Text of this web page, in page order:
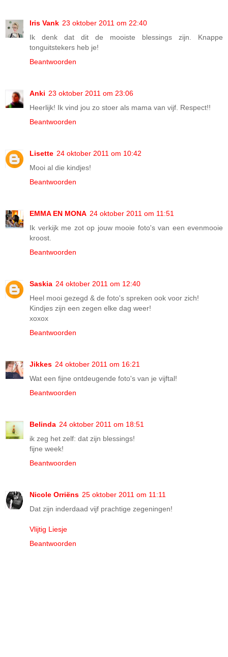
Iris Vank 23 oktober 2011 om 22:40
Ik denk dat dit de mooiste blessings zijn. Knappe
tonguitstekers heb je!
Beantwoorden
Anki 23 oktober 2011 om 23:06
Heerlijk! Ik vind jou zo stoer als mama van vijf. Respect!!
Beantwoorden
Lisette 24 oktober 2011 om 10:42
Mooi al die kindjes!
Beantwoorden
EMMA EN MONA 24 oktober 2011 om 11:51
Ik verkijk me zot op jouw mooie foto's van een evenmooie
kroost.
Beantwoorden
Saskia 24 oktober 2011 om 12:40
Heel mooi gezegd & de foto's spreken ook voor zich!
Kindjes zijn een zegen elke dag weer!
xoxox
Beantwoorden
Jikkes 24 oktober 2011 om 16:21
Wat een fijne ontdeugende foto's van je vijftal!
Beantwoorden
Belinda 24 oktober 2011 om 18:51
ik zeg het zelf: dat zijn blessings!
fijne week!
Beantwoorden
Nicole Orriëns 25 oktober 2011 om 11:11
Dat zijn inderdaad vijf prachtige zegeningen!
Vlijtig Liesje
Beantwoorden